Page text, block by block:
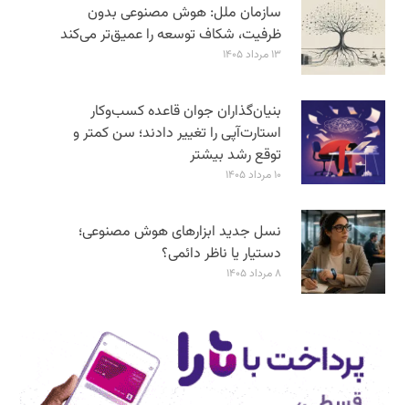
سازمان ملل: هوش مصنوعی بدون
ظرفیت، شکاف توسعه را عمیق‌تر می‌کند
۱۳ مرداد ۱۴۰۵
بنیان‌گذاران جوان قاعده کسب‌وکار
استارت‌آپی را تغییر دادند؛ سن‌ کمتر و
توقع رشد بیشتر
۱۰ مرداد ۱۴۰۵
نسل جدید ابزارهای هوش مصنوعی؛
دستیار یا ناظر دائمی؟
۸ مرداد ۱۴۰۵